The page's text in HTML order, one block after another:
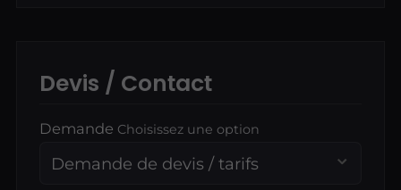
Devis / Contact
Demande Choisissez une option